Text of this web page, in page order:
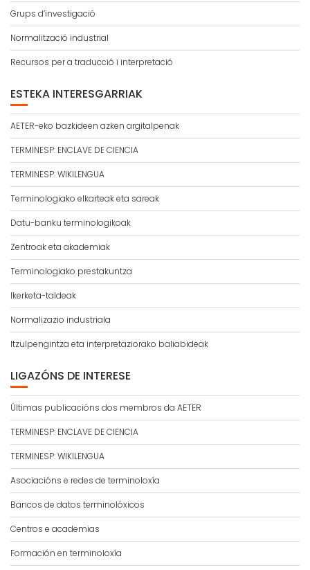
Grups d’investigació
Normalització industrial
Recursos per a traducció i interpretació
ESTEKA INTERESGARRIAK
AETER-eko bazkideen azken argitalpenak
TERMINESP: ENCLAVE DE CIENCIA
TERMINESP: WIKILENGUA
Terminologiako elkarteak eta sareak
Datu-banku terminologikoak
Zentroak eta akademiak
Terminologiako prestakuntza
Ikerketa-taldeak
Normalizazio industriala
Itzulpengintza eta interpretaziorako baliabideak
LIGAZÓNS DE INTERESE
Últimas publicacións dos membros da AETER
TERMINESP: ENCLAVE DE CIENCIA
TERMINESP: WIKILENGUA
Asociacións e redes de terminoloxía
Bancos de datos terminolóxicos
Centros e academias
Formación en terminoloxía